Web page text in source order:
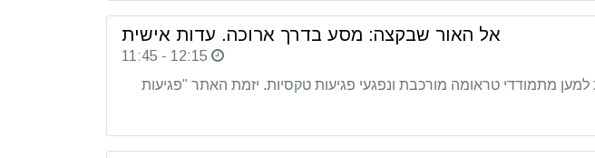
אל האור שבקצה: מסע בדרך ארוכה. עדות אישית
11:45 - 12:15
מתמודדי טראומה מורכבת ונפגעי פגיעות טקסיות. יזמת האתר "פגיעות